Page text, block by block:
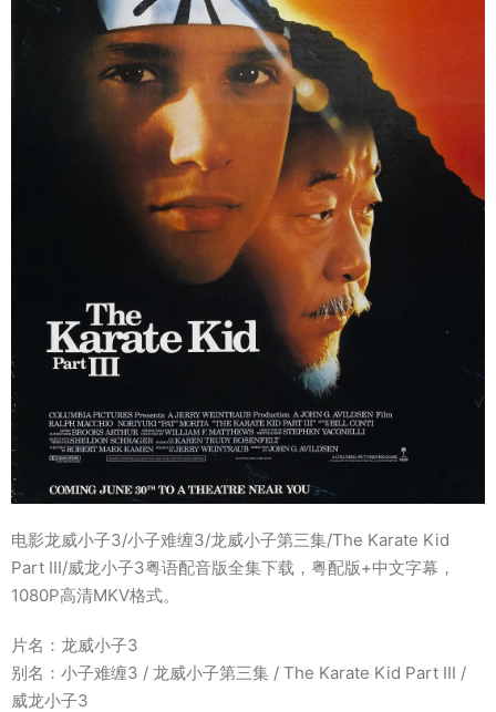
电影龙威小子3/小子难缠3/龙威小子第三集/The Karate Kid
Part III/威龙小子3粤语配音版全集下载，粤配版+中文字幕，
1080P高清MKV格式。
片名：龙威小子3
别名：小子难缠3 / 龙威小子第三集 / The Karate Kid Part III /
威龙小子3